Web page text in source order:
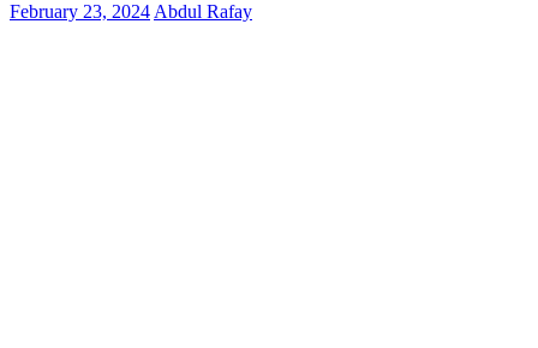
February 23, 2024Abdul Rafay